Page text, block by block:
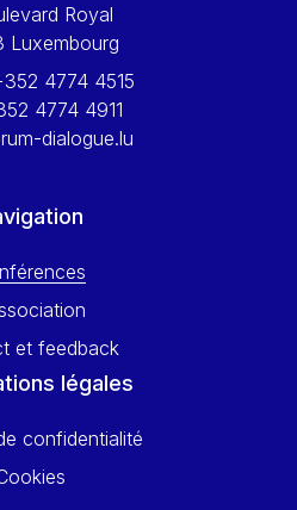
Royal
Luxembourg
4774 4515
4774 4911
dialogue.lu
et feedback
légales
confidentialité